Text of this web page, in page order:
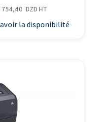
754,40 DZD Le
actuel
HT
la disponibilité